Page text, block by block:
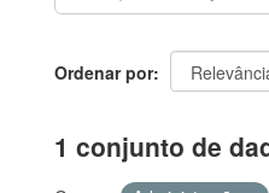
Ordenar por
1 conjunto de